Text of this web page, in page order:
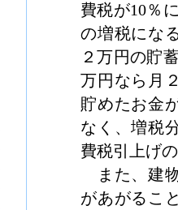
費税が10％
の増税にな
２万円の貯
万円なら月
貯めたお金
なく、増税
費税引上げ
また、建
があがるこ